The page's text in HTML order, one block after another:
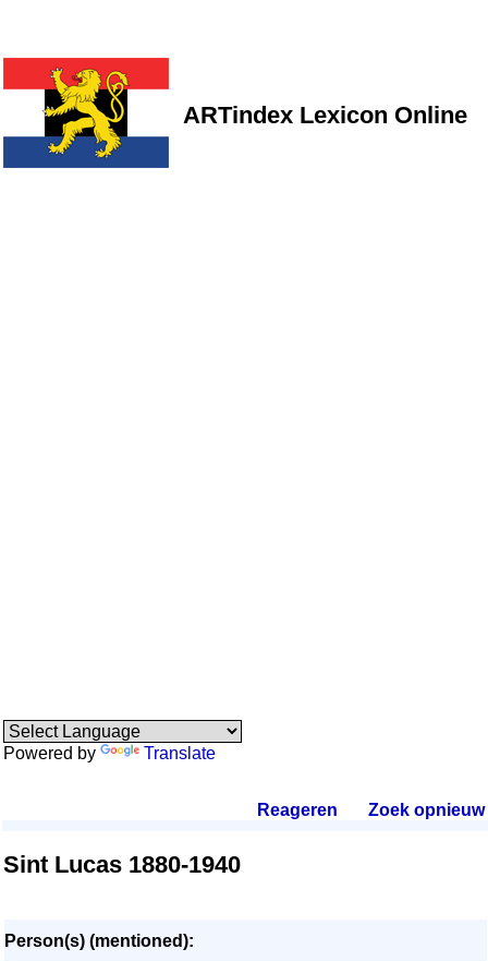
ARTindex Lexicon Online
Powered by Translate
Reageren Zoek opnieuw.
Sint Lucas 1880-1940
Person(s) (mentioned):